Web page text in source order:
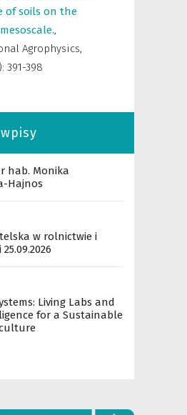
of soils on the
,
Agrophysics,
391-398
hab. Monika
Hajnos
w rolnictwie i
Living Labs and
for a Sustainable